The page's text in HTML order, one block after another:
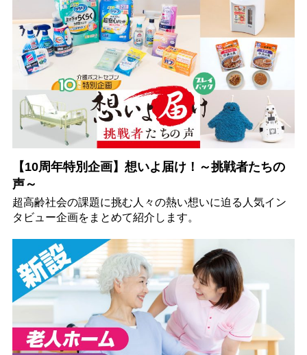
【10周年特別企画】想いよ届け！～挑戦者たちの
声～
超高齢社会の課題に挑む人々の熱い想いに迫る人気イン
タビュー企画をまとめて紹介します。